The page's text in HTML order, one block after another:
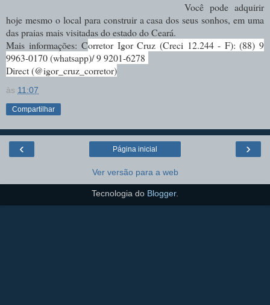
Você pode adquirir
hoje mesmo o local para construir a casa dos seus sonhos, em uma
das praias mais visitadas do estado do Ceará.
Mais informações:Corretor Igor Cruz (Creci 12.244 - F): (88) 9
9963-0170 (whatsapp)/ 9 9201-6278
Direct (@igor_cruz_corretor)
às 11:07
Compartilhar
‹ ›
Página inicial
Ver versão para a web
Tecnologia do Blogger.